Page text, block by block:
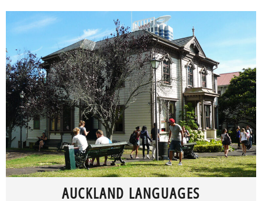
AUCKLAND LANGUAGES